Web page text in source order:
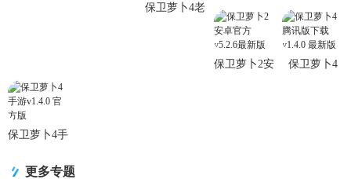
保卫萝卜4老
为版下载
v1.4.0 手机
版
方版V2.0.18
qq最新版
保卫萝卜2安
保卫萝卜4
保卫萝卜4手
方版
更多专题